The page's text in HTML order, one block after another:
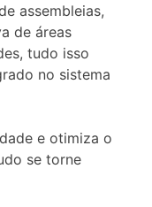
assembleias,
de áreas
tudo isso
no sistema
e otimiza o
se torne